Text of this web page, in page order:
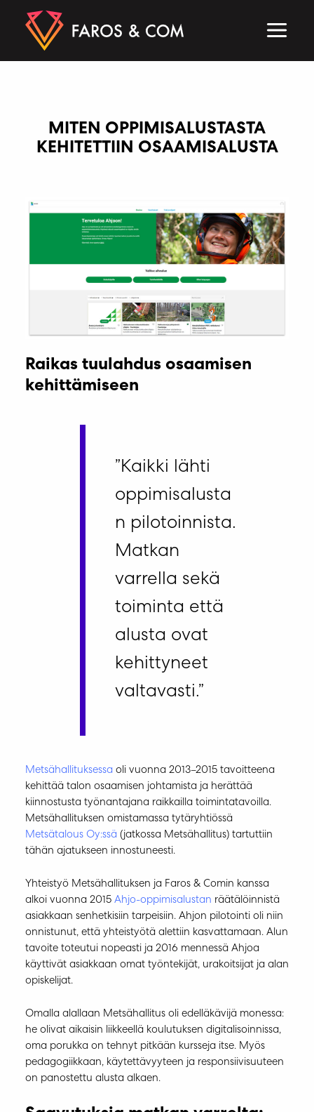
sisältöön
MITEN OPPIMISALUSTASTA
KEHITETTIIN OSAAMISALUSTA
Raikas tuulahdus osaamisen
kehittämiseen
”Kaikki lähti
oppimisalusta
n pilotoinnista.
Matkan
varrella sekä
toiminta että
alusta ovat
kehittyneet
valtavasti.”
Metsähallituksessa oli vuonna 2013–2015 tavoitteena
kehittää talon osaamisen johtamista ja herättää
kiinnostusta työnantajana raikkailla toimintatavoilla.
Metsähallituksen omistamassa tytäryhtiössä
Metsätalous Oy:ssä (jatkossa Metsähallitus) tartuttiin
tähän ajatukseen innostuneesti.
Yhteistyö Metsähallituksen ja Faros & Comin kanssa
alkoi vuonna 2015 Ahjo-oppimisalustan räätälöinnistä
asiakkaan senhetkisiin tarpeisiin. Ahjon pilotointi oli niin
onnistunut, että yhteistyötä alettiin kasvattamaan. Alun
tavoite toteutui nopeasti ja 2016 mennessä Ahjoa
käyttivät asiakkaan omat työntekijät, urakoitsijat ja alan
opiskelijat.
Omalla alallaan Metsähallitus oli edelläkävijä monessa:
he olivat aikaisin liikkeellä koulutuksen digitalisoinnissa,
oma porukka on tehnyt pitkään kursseja itse. Myös
pedagogiikkaan, käytettävyyteen ja responsiivisuuteen
on panostettu alusta alkaen.